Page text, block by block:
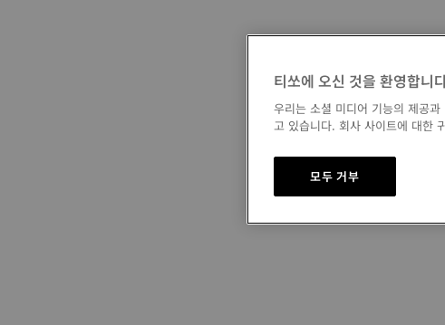
티쏘에 오신 것을 환영합니
우리는 소셜 미디어 기능의 제공
고 있습니다. 회사 사이트에 대한
모두 거부